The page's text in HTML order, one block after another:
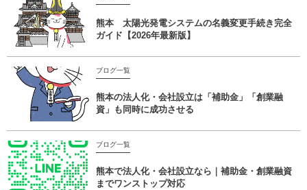
熊本 太陽光発電システムの名義変更手続き完全
ガイド【2026年最新版】
ブログ一覧
熊本の法人化・会社設立は「補助金」「創業融
資」も同時に成功させる
ブログ一覧
熊本で法人化・会社設立なら｜補助金・創業融資
までワンストップ対応